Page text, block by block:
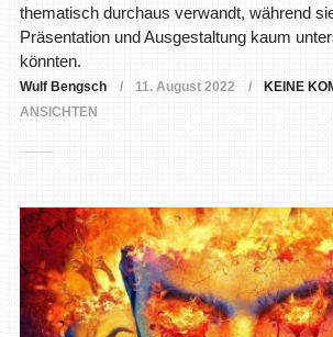
thematisch durchaus verwandt, während
Präsentation und Ausgestaltung kaum
könnten.
Wulf Bengsch 11. August 2022 KEINE
ANSICHTEN